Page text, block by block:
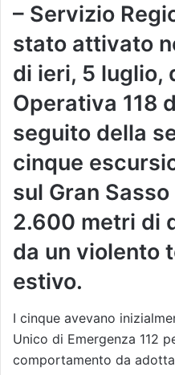
– Servizio
stato attivato
di ieri, 5 luglio,
Operativa 118
seguito della
cinque
sul Gran
2.600 metri di
da un violento
estivo.
I cinque avevano
Unico di Emergenza 112
comportamento da